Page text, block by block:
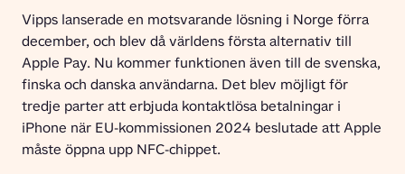
Vipps lanserade en motsvarande lösning i Norge förra
december, och blev då världens första alternativ till
Apple Pay. Nu kommer funktionen även till de svenska,
finska och danska användarna. Det blev möjligt för
tredje parter att erbjuda kontaktlösa betalningar i
iPhone när EU-kommissionen 2024 beslutade att Apple
måste öppna upp NFC-chippet.